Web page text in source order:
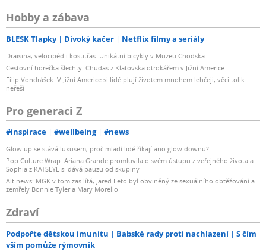
Hobby a zábava
BLESK Tlapky Divoký kačer Netflix filmy a seriály
Draisina, velocipéd i kostitřas: Unikátní bicykly v Muzeu Chodska
Cestovní horečka šlechty: Chuďas z Klatovska otrokářem v Jižní Americe
Filip Vondrášek: V Jižní Americe si lidé plují životem mnohem lehčeji, věci tolik
neřeší
Pro generaci Z
#inspirace #wellbeing #news
Glow up se stává luxusem, proč mladí lidé říkají ano glow downu?
Pop Culture Wrap: Ariana Grande promluvila o svém ústupu z veřejného života a
Sophia z KATSEYE si dává pauzu od skupiny
Alt news: MGK v tom zas lítá, Jared Leto byl obviněný ze sexuálního obtěžování a
zemřely Bonnie Tyler a Mary Morello
Zdraví
Podpořte dětskou imunitu Babské rady proti nachlazení
S čím
vším pomůže rýmovník